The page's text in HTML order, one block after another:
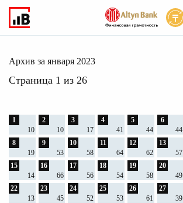
Главное 2023
Архив за января 2023
Страница 1 из 26
1
10
2
10
3
17
4
41
5
44
6
44
8
19
9
53
10
58
11
64
12
62
13
57
15
14
16
66
17
56
18
54
19
58
20
49
22
13
23
45
24
52
25
53
26
61
27
39